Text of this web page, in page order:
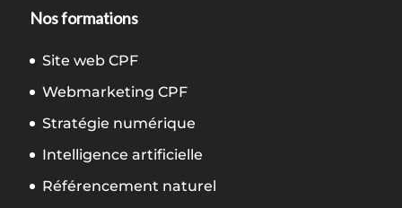
Nos formations
Site web CPF
Webmarketing CPF
Stratégie numérique
Intelligence artificielle
Référencement naturel